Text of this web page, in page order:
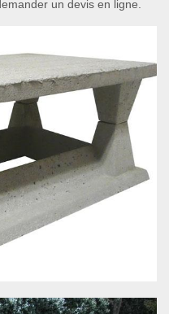
un devis en ligne.